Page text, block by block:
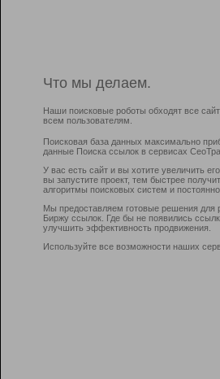
Что мы делаем.
Наши поисковые роботы обходят все
всем пользователям.
Поисковая база данных максимально
данные Поиска ссылок в сервисах
У вас есть сайт и вы хотите увеличить
вы запустите проект, тем быстрее
алгоритмы поисковых систем и
Мы предоставляем готовые решения для
Биржу ссылок. Где бы не появились
улучшить эффективность продвижения.
Используйте все возможности наших